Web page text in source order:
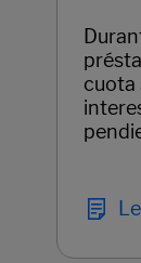
cuota